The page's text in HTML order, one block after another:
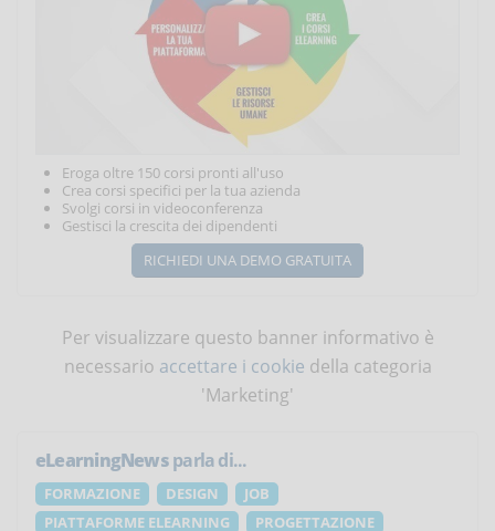
Eroga oltre 150 corsi pronti all'uso
Crea corsi specifici per la tua azienda
Svolgi corsi in videoconferenza
Gestisci la crescita dei dipendenti
RICHIEDI UNA DEMO GRATUITA
Per visualizzare questo banner informativo è
necessario accettare i cookie della categoria
'Marketing'
eLearningNewsparla di...
FORMAZIONE DESIGN
JOB
PIATTAFORME ELEARNING
PROGETTAZIONE